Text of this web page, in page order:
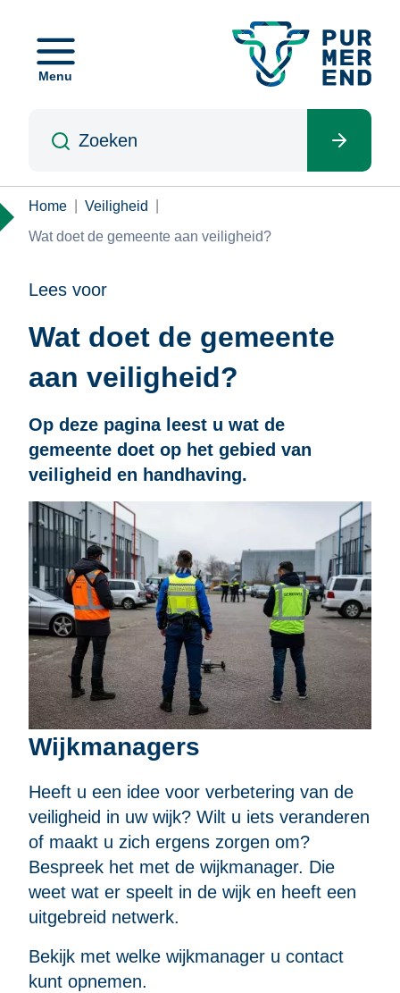
naarMenu
Kruimelpad
Home
Veiligheid
Wat doet de gemeente aan veiligheid?
Lees voor
Wat doet de gemeente
aan veiligheid?
Op deze pagina leest u wat de
gemeente doet op het gebied van
veiligheid en handhaving.
Wijkmanagers
Heeft u een idee voor verbetering van de
veiligheid in uw wijk? Wilt u iets veranderen
of maakt u zich ergens zorgen om?
Bespreek het met de wijkmanager. Die
weet wat er speelt in de wijk en heeft een
uitgebreid netwerk.
Bekijk met welke wijkmanager u contact
kunt opnemen.